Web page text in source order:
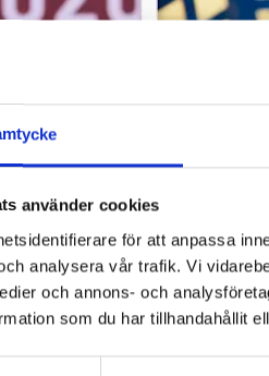
använder cookies
för att anpassa
analysera vår trafik. Vi
och annons- och
som du har tillhandahållit